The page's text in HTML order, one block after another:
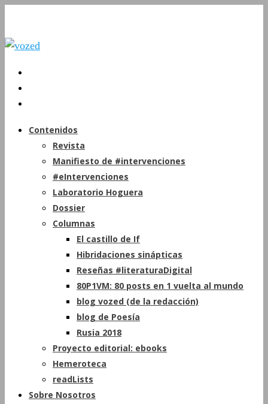
Contenidos
Revista
Manifiesto de #intervenciones
#eIntervenciones
Laboratorio Hoguera
Dossier
Columnas
El castillo de If
Hibridaciones sinápticas
Reseñas #literaturaDigital
80P1VM: 80 posts en 1 vuelta al mundo
blog vozed (de la redacción)
blog de Poesía
Rusia 2018
Proyecto editorial: ebooks
Hemeroteca
readLists
Sobre Nosotros